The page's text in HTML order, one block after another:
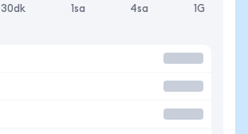
30dk 1sa 4sa 1G